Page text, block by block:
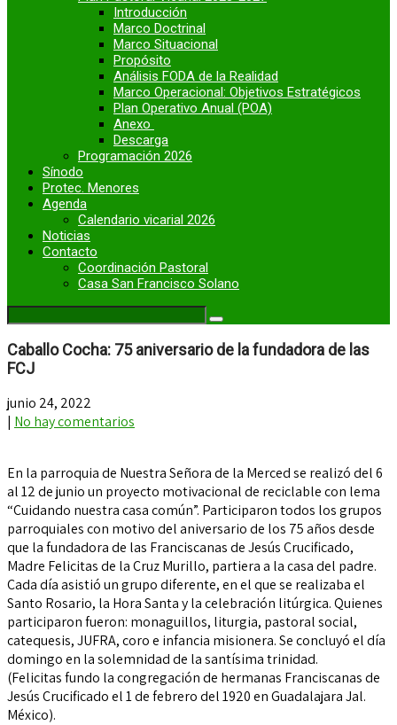
Introducción
Marco Doctrinal
Marco Situacional
Propósito
Análisis FODA de la Realidad
Marco Operacional: Objetivos Estratégicos
Plan Operativo Anual (POA)
Anexo
Descarga
Programación 2026
Sínodo
Protec. Menores
Agenda
Calendario vicarial 2026
Noticias
Contacto
Coordinación Pastoral
Casa San Francisco Solano
Caballo Cocha: 75 aniversario de la fundadora de las
FCJ
junio 24, 2022
| No hay comentarios
En la parroquia de Nuestra Señora de la Merced se realizó del 6
al 12 de junio un proyecto motivacional de reciclable con lema
“Cuidando nuestra casa común”. Participaron todos los grupos
parroquiales con motivo del aniversario de los 75 años desde
que la fundadora de las Franciscanas de Jesús Crucificado,
Madre Felicitas de la Cruz Murillo, partiera a la casa del padre.
Cada día asistió un grupo diferente, en el que se realizaba el
Santo Rosario, la Hora Santa y la celebración litúrgica. Quienes
participaron fueron: monaguillos, liturgia, pastoral social,
catequesis, JUFRA, coro e infancia misionera. Se concluyó el día
domingo en la solemnidad de la santísima trinidad.
(Felicitas fundo la congregación de hermanas Franciscanas de
Jesús Crucificado el 1 de febrero del 1920 en Guadalajara Jal.
México).